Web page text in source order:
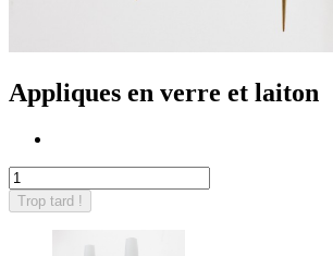
Appliques en verre et laiton
Trop tard !